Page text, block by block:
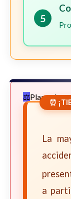
5
Plazos
⏰
La
a